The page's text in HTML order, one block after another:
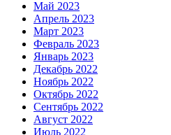
Май 2023
Апрель 2023
Март 2023
Февраль 2023
Январь 2023
Декабрь 2022
Ноябрь 2022
Октябрь 2022
Сентябрь 2022
Август 2022
Июль 2022